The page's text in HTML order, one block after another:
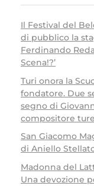
Il Festival del
di pubblico la
Ferdinando
Scena!?’
Turi onora la
fondatore. Due
segno di
compositore
San Giacomo
di Aniello
Madonna del
Una devozione